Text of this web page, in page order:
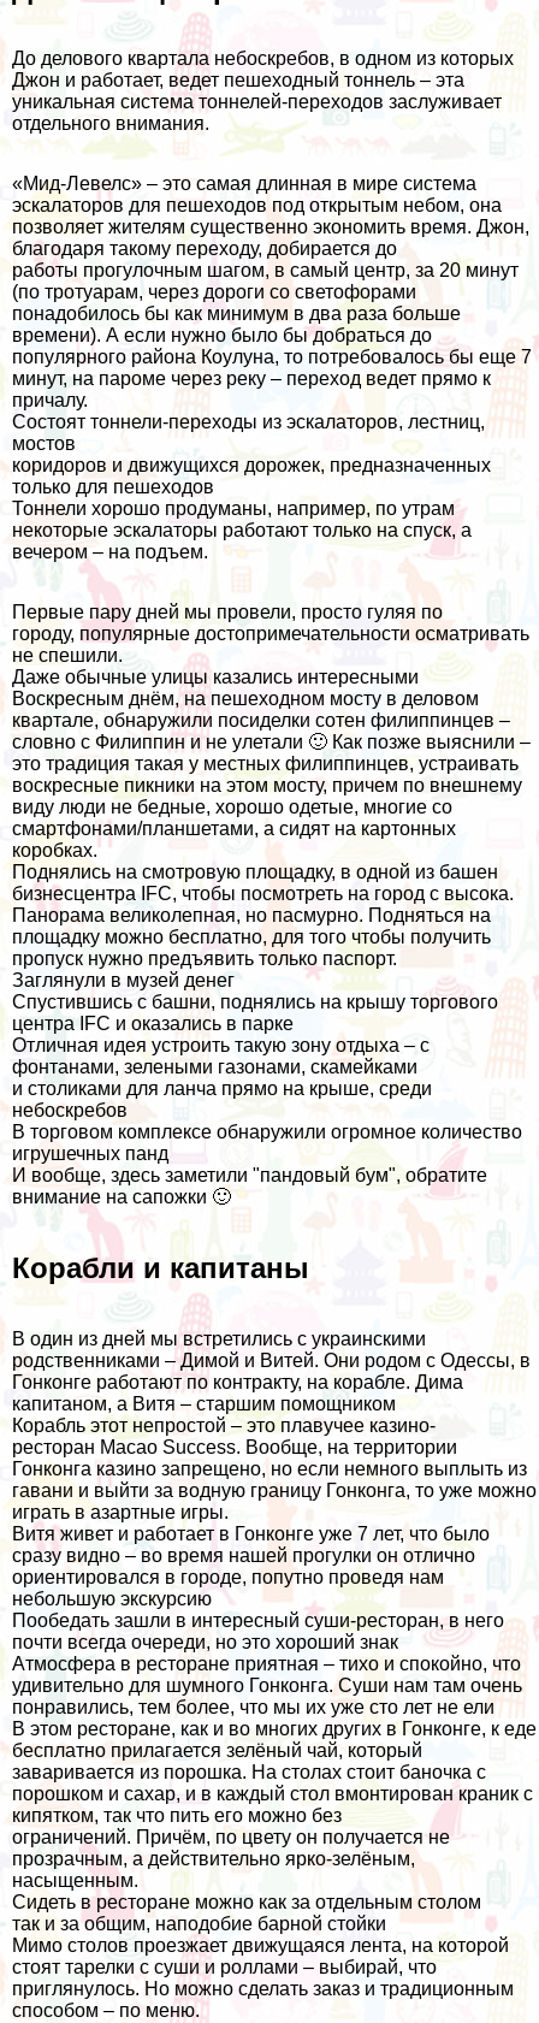
До делового квартала небоскребов, в одном из которых
Джон и работает, ведет пешеходный тоннель – эта
уникальная система тоннелей-переходов заслуживает
отдельного внимания.
«Мид-Левелс» – это самая длинная в мире система
эскалаторов для пешеходов под открытым небом, она
позволяет жителям существенно экономить время. Джон,
благодаря такому переходу, добирается до
работы прогулочным шагом, в самый центр, за 20 минут
(по тротуарам, через дороги со светофорами
понадобилось бы как минимум в два раза больше
времени). А если нужно было бы добраться до
популярного района Коулуна, то потребовалось бы еще 7
минут, на пароме через реку – переход ведет прямо к
причалу.
Состоят тоннели-переходы из эскалаторов, лестниц,
мостов
коридоров и движущихся дорожек, предназначенных
только для пешеходов
Тоннели хорошо продуманы, например, по утрам
некоторые эскалаторы работают только на спуск, а
вечером – на подъем.
Первые пару дней мы провели, просто гуляя по
городу, популярные достопримечательности осматривать
не спешили.
Даже обычные улицы казались интересными
Воскресным днём, на пешеходном мосту в деловом
квартале, обнаружили посиделки сотен филиппинцев –
словно с Филиппин и не улетали 🙂 Как позже выяснили –
это традиция такая у местных филиппинцев, устраивать
воскресные пикники на этом мосту, причем по внешнему
виду люди не бедные, хорошо одетые, многие со
смартфонами/планшетами, а сидят на картонных
коробках.
Поднялись на смотровую площадку, в одной из башен
бизнесцентра IFC, чтобы посмотреть на город с высока.
Панорама великолепная, но пасмурно. Подняться на
площадку можно бесплатно, для того чтобы получить
пропуск нужно предъявить только паспорт.
Заглянули в музей денег
Спустившись с башни, поднялись на крышу торгового
центра IFC и оказались в парке
Отличная идея устроить такую зону отдыха – с
фонтанами, зелеными газонами, скамейками
и столиками для ланча прямо на крыше, среди
небоскребов
В торговом комплексе обнаружили огромное количество
игрушечных панд
И вообще, здесь заметили "пандовый бум", обратите
внимание на сапожки 🙂
Корабли и капитаны
В один из дней мы встретились с украинскими
родственниками – Димой и Витей. Они родом с Одессы, в
Гонконге работают по контракту, на корабле. Дима
капитаном, а Витя – старшим помощником
Корабль этот непростой – это плавучее казино-
ресторан Macao Success. Вообще, на территории
Гонконга казино запрещено, но если немного выплыть из
гавани и выйти за водную границу Гонконга, то уже можно
играть в азартные игры.
Витя живет и работает в Гонконге уже 7 лет, что было
сразу видно – во время нашей прогулки он отлично
ориентировался в городе, попутно проведя нам
небольшую экскурсию
Пообедать зашли в интересный суши-ресторан, в него
почти всегда очереди, но это хороший знак
Атмосфера в ресторане приятная – тихо и спокойно, что
удивительно для шумного Гонконга. Суши нам там очень
понравились, тем более, что мы их уже сто лет не ели
В этом ресторане, как и во многих других в Гонконге, к еде
бесплатно прилагается зелёный чай, который
заваривается из порошка. На столах стоит баночка с
порошком и сахар, и в каждый стол вмонтирован краник с
кипятком, так что пить его можно без
ограничений. Причём, по цвету он получается не
прозрачным, а действительно ярко-зелёным,
насыщенным.
Сидеть в ресторане можно как за отдельным столом
так и за общим, наподобие барной стойки
Мимо столов проезжает движущаяся лента, на которой
стоят тарелки с суши и роллами – выбирай, что
приглянулось. Но можно сделать заказ и традиционным
способом – по меню.